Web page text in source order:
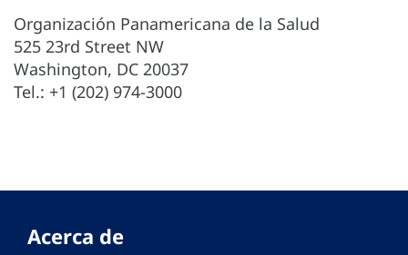
Organización Panamericana de la Salud
525 23rd Street NW
Washington, DC 20037
Tel.: +1 (202) 974-3000
Acerca de